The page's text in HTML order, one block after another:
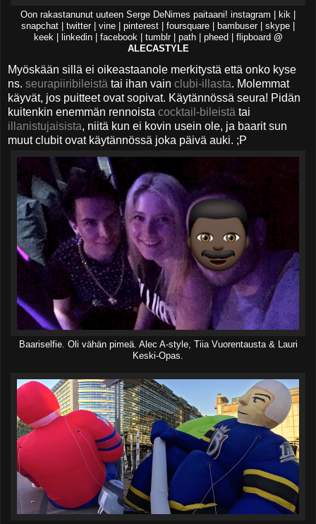
Oon rakastanunut uuteen Serge DeNimes paitaani! instagram | kik |
snapchat | twitter | vine | pinterest | foursquare | bambuser | skype |
keek | linkedin | facebook | tumblr | path | pheed | flipboard @
ALECASTYLE
Myöskään sillä ei oikeastaanole merkitystä että onko kyse
ns. seurapiiribileistä tai ihan vain clubi-illasta. Molemmat
käyvät, jos puitteet ovat sopivat. Käytännössä seura! Pidän
kuitenkin enemmän rennoista cocktail-bileistä tai
illanistujaisista, niitä kun ei kovin usein ole, ja baarit sun
muut clubit ovat käytännössä joka päivä auki. ;P
Baariselfie. Oli vähän pimeä. Alec A-style, Tiia Vuorentausta & Lauri
Keski-Opas.